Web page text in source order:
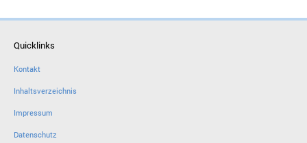
Quicklinks
Kontakt
Inhaltsverzeichnis
Impressum
Datenschutz